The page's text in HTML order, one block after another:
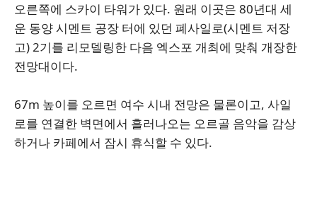
오른쪽에 스카이 타워가 있다. 원래 이곳은 80년대 세
운 동양 시멘트 공장 터에 있던 폐사일로(시멘트 저장
고) 2기를 리모델링한 다음 엑스포 개최에 맞춰 개장한
전망대이다.
67m 높이를 오르면 여수 시내 전망은 물론이고, 사일
로를 연결한 벽면에서 흘러나오는 오르골 음악을 감상
하거나 카페에서 잠시 휴식할 수 있다.